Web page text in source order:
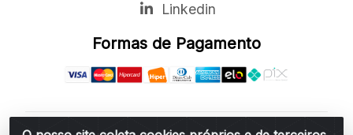
Linkedin
Formas de Pagamento